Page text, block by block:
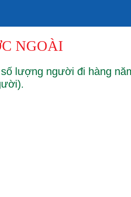
NGOÀI
lượng người đi hàng